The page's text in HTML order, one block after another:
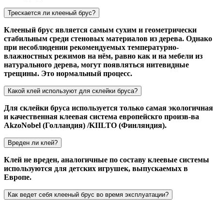
Трескается ли клееный брус?
Клееный брус является самым сухим и геометрически
стабильным среди стеновых материалов из дерева. Однако
при несоблюдении рекомендуемых температурно-
влажностных режимов на нём, равно как и на мебели из
натурального дерева, могут появляться нитевидные
трещины. Это нормальный процесс.
Какой клей используют для склейки бруса?
Для склейки бруса используется только самая экологичная
и качественная клеевая система европейскго произв-ва
AkzoNobel (Голландия) /KIILTO (Финляндия).
Вреден ли клей?
Клей не вреден, аналогичные по составу клеевые системы
используются для детских игрушек, выпускаемых в
Европе.
Как ведет себя клееный брус во время эксплуатации?